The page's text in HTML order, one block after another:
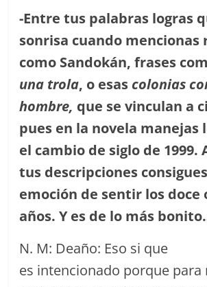
-Entre tus palabras logras
sonrisa cuando
como Sandokán, frases
una trola, o esas colonias
hombre, que se vinculan a
pues en la novela manejas
el cambio de siglo de 1999.
tus descripciones
emoción de sentir los doce
años. Y es de lo más
N. M: Deaño: Eso si que
es intencionado porque para